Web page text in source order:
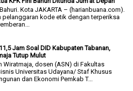
Kota JAKARTA – (harianbuana.com).
pelanggaran kode etik dengan terperiksa
Jam Soal DID Kabupaten Tabanan,
Tutup Mulut
Wiratmaja, dosen (ASN) di Fakultas
Universitas Udayana/ Staf Khusus
dan Ekonomi Pemkab T...